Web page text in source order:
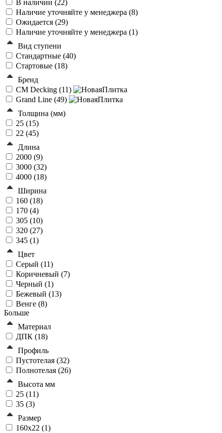
В наличии (22)
Наличие уточняйте у менеджера (8)
Ожидается (29)
Наличие уточняйте у менеджера (1)
Вид ступени
Стандартные (40)
Стартовые (18)
Бренд
CM Decking (11)
Grand Line (49)
Толщина (мм)
25 (15)
22 (45)
Длина
2000 (9)
3000 (32)
4000 (18)
Ширина
160 (18)
170 (4)
305 (10)
320 (27)
345 (1)
Цвет
Серый (11)
Коричневый (7)
Черный (1)
Бежевый (13)
Венге (8)
Больше
Материал
ДПК (18)
Профиль
Пустотелая (32)
Полнотелая (26)
Высота мм
25 (11)
35 (3)
Размер
160x22 (1)